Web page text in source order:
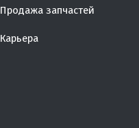
Продажа запчастей
Карьера